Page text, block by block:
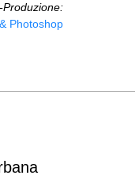
Photoshop